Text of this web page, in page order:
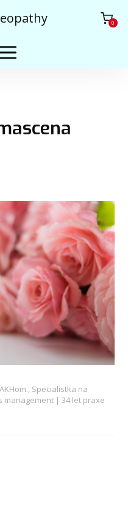
0
Specialistka na
management | 34 let praxe